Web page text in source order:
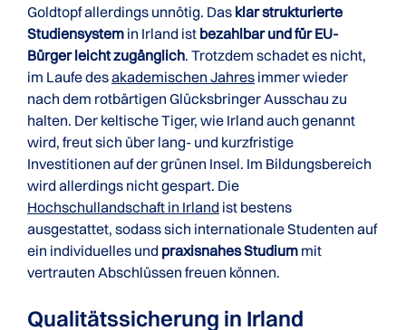
Goldtopf allerdings unnötig. Das klar strukturierte
Studiensystem in Irland ist bezahlbar und für EU-
Bürger leicht zugänglich. Trotzdem schadet es nicht,
im Laufe desakademischen Jahres immer wieder
nach dem rotbärtigen Glücksbringer Ausschau zu
halten. Der keltische Tiger, wie Irland auch genannt
wird, freut sich über lang- und kurzfristige
Investitionen auf der grünen Insel. Im Bildungsbereich
wird allerdings nicht gespart. Die
Hochschullandschaft in Irland ist bestens
ausgestattet, sodass sich internationale Studenten auf
ein individuelles und praxisnahes Studium mit
vertrauten Abschlüssen freuen können.
Qualitätssicherung in Irland